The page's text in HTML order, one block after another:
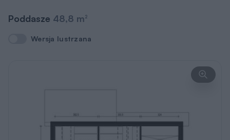
Poddasze 48,8 m2
Wersja lustrzana
Wersja lustrzana